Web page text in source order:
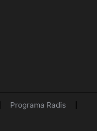
Programa Radis